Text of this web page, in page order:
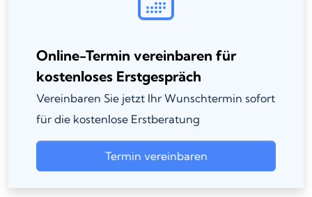
Online-Termin vereinbaren für
kostenloses Erstgespräch
Vereinbaren Sie jetzt Ihr Wunschtermin sofort
für die kostenlose Erstberatung
Termin vereinbaren